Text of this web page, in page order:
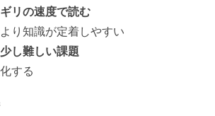
リの速度で読む
知識が定着しやすい
し難しい課題
する